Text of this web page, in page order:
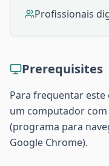
Profissionais
Prerequisites
Para frequentar este
um computador
(programa para
Google Chrome).